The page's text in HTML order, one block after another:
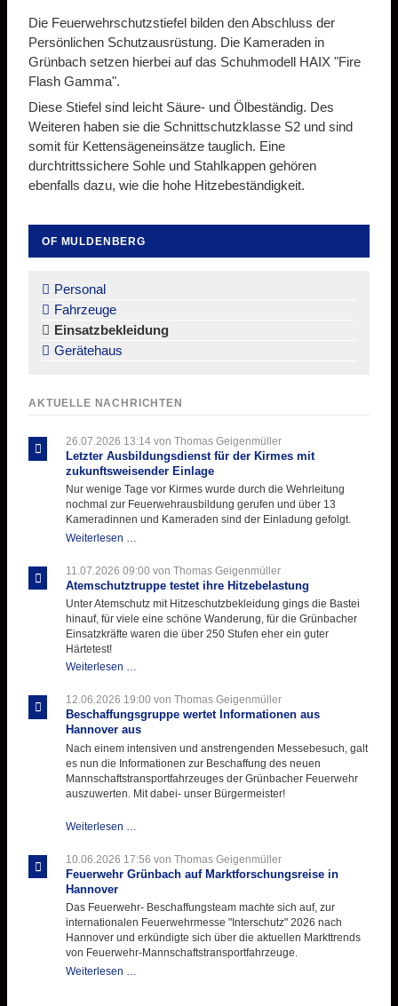
Die Feuerwehrschutzstiefel bilden den Abschluss der
Persönlichen Schutzausrüstung. Die Kameraden in
Grünbach setzen hierbei auf das Schuhmodell HAIX "Fire
Flash Gamma".
Diese Stiefel sind leicht Säure- und Ölbeständig. Des
Weiteren haben sie die Schnittschutzklasse S2 und sind
somit für Kettensägeneinsätze tauglich. Eine
durchtrittssichere Sohle und Stahlkappen gehören
ebenfalls dazu, wie die hohe Hitzebeständigkeit.
OF MULDENBERG
überspringen
Personal
Fahrzeuge
Einsatzbekleidung
Gerätehaus
AKTUELLE NACHRICHTEN
26.07.2026 13:14von Thomas Geigenmüller
Letzter Ausbildungsdienst für der Kirmes mit
zukunftsweisender Einlage
Nur wenige Tage vor Kirmes wurde durch die Wehrleitung
nochmal zur Feuerwehrausbildung gerufen und über 13
Kameradinnen und Kameraden sind der Einladung gefolgt.
Weiterlesen …
für
der
Kirmes
mit
zukunftsweisender
11.07.2026 09:00 von Thomas Geigenmüller
Atemschutztruppe testet ihre Hitzebelastung
Unter Atemschutz mit Hitzeschutzbekleidung gings die Bastei
hinauf, für viele eine schöne Wanderung, für die Grünbacher
Einsatzkräfte waren die über 250 Stufen eher ein guter
Härtetest!
Weiterlesen …
ihre
Hitzebelastung
12.06.2026 19:00 von Thomas Geigenmüller
Beschaffungsgruppe wertet Informationen aus
Hannover aus
Nach einem intensiven und anstrengenden Messebesuch, galt
es nun die Informationen zur Beschaffung des neuen
Mannschaftstransportfahrzeuges der Grünbacher Feuerwehr
auszuwerten. Mit dabei- unser Bürgermeister!
Weiterlesen …
Informationen
aus
aus
10.06.2026 17:56 von Thomas Geigenmüller
Feuerwehr Grünbach auf Marktforschungsreise in
Hannover
Das Feuerwehr- Beschaffungsteam machte sich auf, zur
internationalen Feuerwehrmesse "Interschutz" 2026 nach
Hannover und erkündigte sich über die aktuellen Markttrends
von Feuerwehr-Mannschaftstransportfahrzeuge.
Weiterlesen …